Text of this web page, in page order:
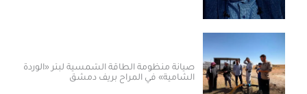
صيانة منظومة الطاقة الشمسية لبئر «الوردة
الشامية» في المراح بريف دمشق